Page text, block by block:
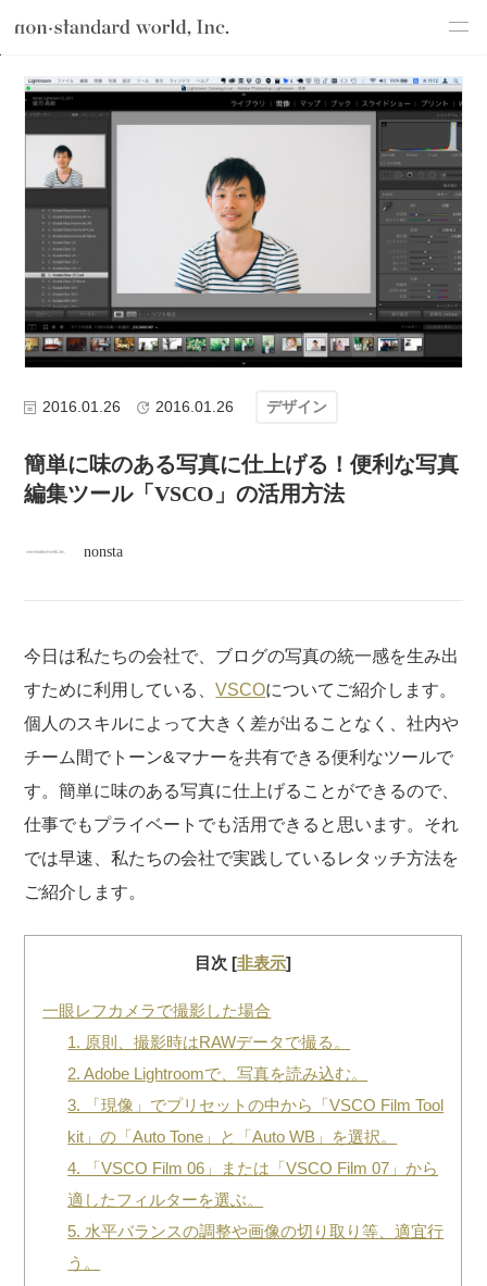
about
csr
service
works
flow
shop
blog
recruit
atelier
TOP ブログ デザイン 簡単に味のある写真に仕上げる！便利
2016.01.26 2016.01.26 デザイン
簡単に味のある写真に仕上げる！便利な写真
編集ツール「VSCO」の活用方法
nonsta
今日は私たちの会社で、ブログの写真の統一感を生み出
すために利用している、VSCOについてご紹介します。
個人のスキルによって大きく差が出ることなく、社内や
チーム間でトーン&マナーを共有できる便利なツールで
す。簡単に味のある写真に仕上げることができるので、
仕事でもプライベートでも活用できると思います。それ
では早速、私たちの会社で実践しているレタッチ方法を
ご紹介します。
目次[非表示]
一眼レフカメラで撮影した場合
1. 原則、撮影時はRAWデータで撮る。
2. Adobe Lightroomで、写真を読み込む。
3. 「現像」でプリセットの中から「VSCO Film Tool
kit」の「Auto Tone」と「Auto WB」を選択。
4. 「VSCO Film 06」または「VSCO Film 07」から
適したフィルターを選ぶ。
5. 水平バランスの調整や画像の切り取り等、適宜行
う。